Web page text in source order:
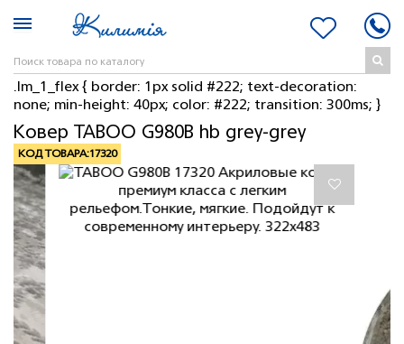
.lm_1_flex { border: 1px solid #222; text-decoration:
none; min-height: 40px; color: #222; transition: 300ms; }
Ковер TABOO G980B hb grey-grey
КОД ТОВАРА:17320